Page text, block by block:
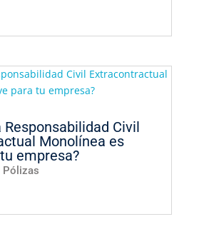
Responsabilidad Civil
Monolínea es
empresa?
Pólizas